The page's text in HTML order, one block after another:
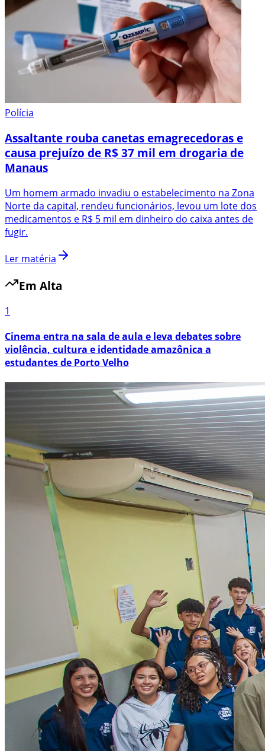
Polícia
Assaltante rouba canetas emagrecedoras e
causa prejuízo de R$ 37 mil em drogaria de
Manaus
Um homem armado invadiu o estabelecimento na Zona
Norte da capital, rendeu funcionários, levou um lote dos
medicamentos e R$ 5 mil em dinheiro do caixa antes de
fugir.
Ler matéria
Em Alta
1
Cinema entra na sala de aula e leva debates sobre
violência, cultura e identidade amazônica a
estudantes de Porto Velho